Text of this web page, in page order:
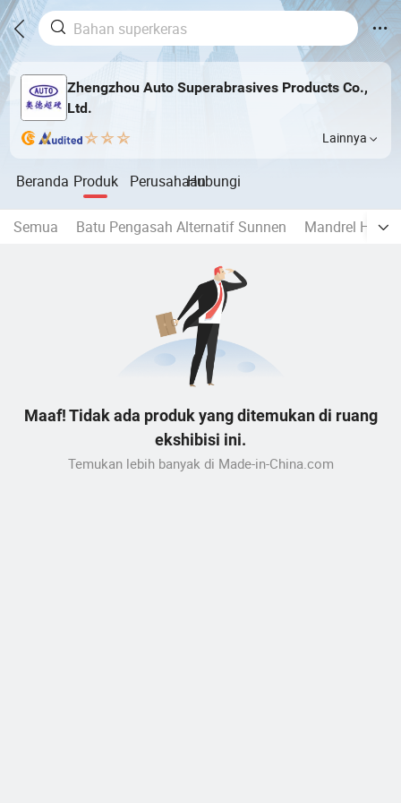
Zhengzhou Auto Superabrasives Products Co.,
Ltd.
Lainnya
Beranda Produk PerusahaanHubungi
Semua Batu Pengasah Alternatif Sunnen Mandrel
Maaf! Tidak ada produk yang ditemukan di ruang
ekshibisi ini.
Temukan lebih banyak di Made-in-China.com